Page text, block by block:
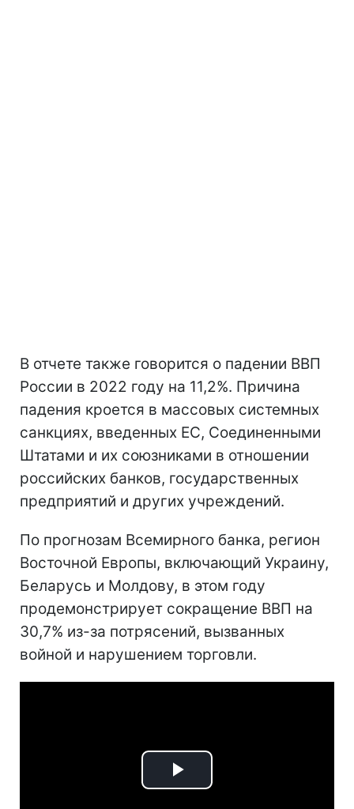
В отчете также говорится о падении ВВП
России в 2022 году на 11,2%. Причина
падения кроется в массовых системных
санкциях, введенных ЕС, Соединенными
Штатами и их союзниками в отношении
российских банков, государственных
предприятий и других учреждений.
По прогнозам Всемирного банка, регион
Восточной Европы, включающий Украину,
Беларусь и Молдову, в этом году
продемонстрирует сокращение ВВП на
30,7% из-за потрясений, вызванных
войной и нарушением торговли.
Play